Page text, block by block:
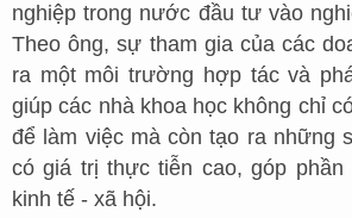
nghiệp trong nước đầu tư vào
Theo ông, sự tham gia của các
ra một môi trường hợp tác và
giúp các nhà khoa học không chỉ
để làm việc mà còn tạo ra những
có giá trị thực tiễn cao, góp phần
kinh tế - xã hội.